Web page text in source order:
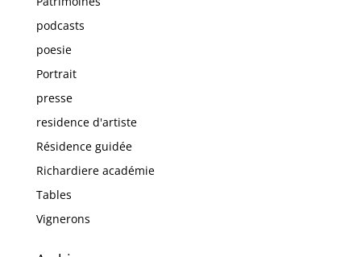
podcasts
poesie
Portrait
presse
residence d'artiste
Résidence guidée
Richardiere académie
Tables
Vignerons